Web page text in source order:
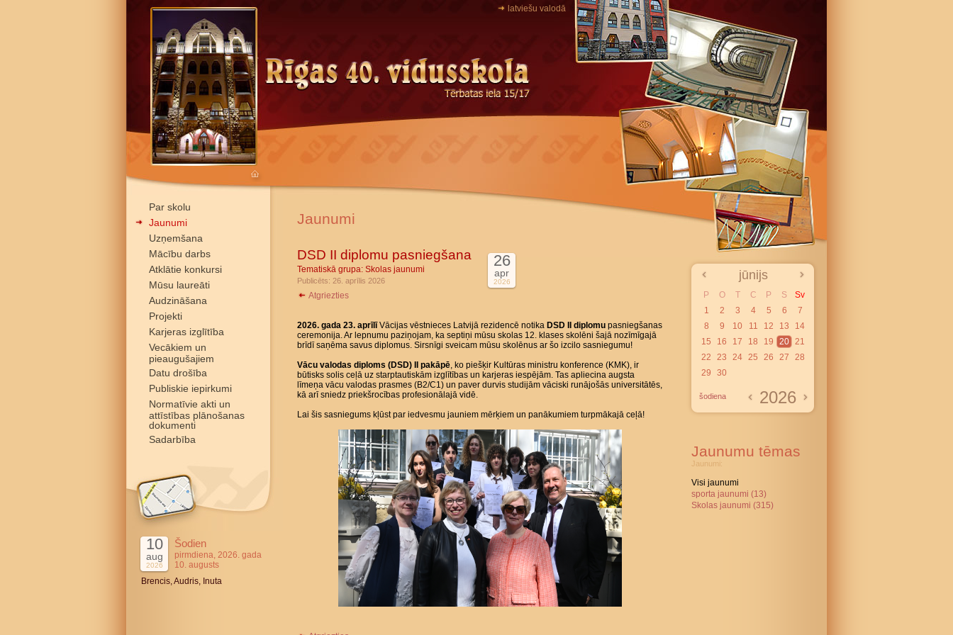
latviešu valodā
Par skolu
Jaunumi
Uzņemšana
Mācību darbs
Atklātie konkursi
Mūsu laureāti
Audzināšana
Projekti
Karjeras izglītība
Vecākiem un
pieaugušajiem
Datu drošība
Publiskie iepirkumi
Normatīvie akti un
attīstības plānošanas
dokumenti
Sadarbība
10
aug
2026
Šodien
pirmdiena, 2026. gada
10. augusts
Brencis, Audris, Inuta
Jaunumi
DSD II diplomu pasniegšana
Tematiskā grupa: Skolas jaunumi
Publicēts: 26. aprīlis 2026
26
apr
2026
Atgriezties
2026. gada 23. aprīlīVācijas vēstnieces Latvijā rezidencē notika DSD II diplomu pasniegšanas
ceremonija. Ar lepnumu paziņojam, ka septiņi mūsu skolas 12. klases skolēni šajā nozīmīgajā
brīdī saņēma savus diplomus. Sirsnīgi sveicam mūsu skolēnus ar šo izcilo sasniegumu!
Vācu valodas diploms (DSD) II pakāpē, ko piešķir Kultūras ministru konference (KMK), ir
būtisks solis ceļā uz starptautiskām izglītības un karjeras iespējām. Tas apliecina augsta
līmeņa vācu valodas prasmes (B2/C1) un paver durvis studijām vāciski runājošās universitātēs,
kā arī sniedz priekšrocības profesionālajā vidē.
Lai šis sasniegums kļūst par iedvesmu jauniem mērķiem un panākumiem turpmākajā ceļā!
jūnijs
P O T C P S
Sv
1
2 3 4 5 6
7
8
9 10 11 12 13
14
15
16 17 18 19 20 21
22
23 24 25 26 27
28
29
30
šodiena 2026
Jaunumu tēmas
Jaunumi:
Visi jaunumi
sporta jaunumi (13)
Skolas jaunumi (315)